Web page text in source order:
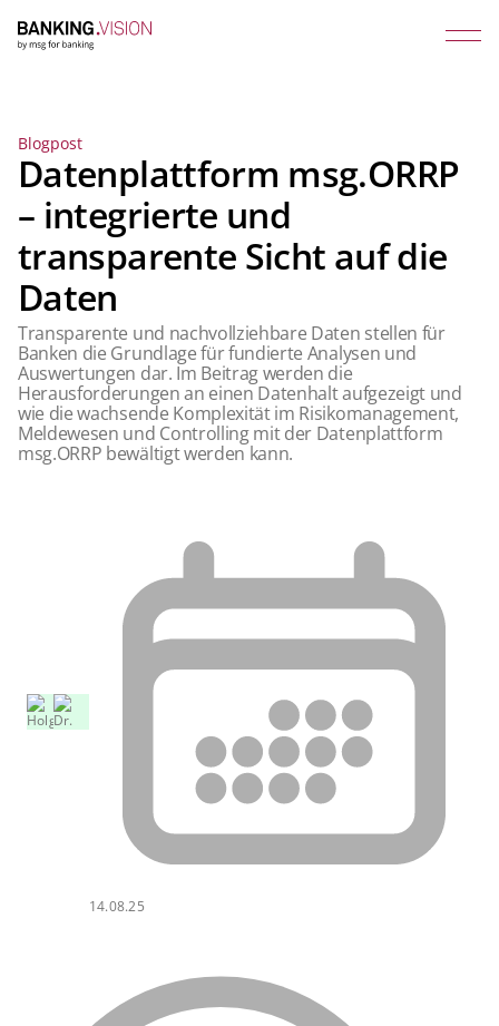
Blogpost
Datenplattform msg.ORRP
– integrierte und
transparente Sicht auf die
Daten
Transparente und nachvollziehbare Daten stellen für
Banken die Grundlage für fundierte Analysen und
Auswertungen dar. Im Beitrag werden die
Herausforderungen an einen Datenhalt aufgezeigt und
wie die wachsende Komplexität im Risikomanagement,
Meldewesen und Controlling mit der Datenplattform
msg.ORRP bewältigt werden kann.
14.08.25